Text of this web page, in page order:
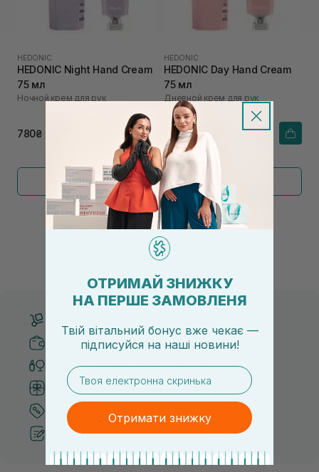
HEDONIC
HEDONIC Night Hand Cream
75 мл
Ночной крем для рук
780₴
HEDONIC
HEDONIC Day Hand Cream
75 мл
Дневной крем для рук
780₴
Показать больше
Безопасные способы оплаты
Только оригинальная косметика
Система бонусов и лояльности
Лучшие цены и топ товары
Рекомендации от косметологов
ОТРИМАЙ ЗНИЖКУ
НА ПЕРШЕ ЗАМОВЛЕНЯ
Твій вітальний бонус вже чекає —
підписуйся на наші новини!
email
Отримати знижку